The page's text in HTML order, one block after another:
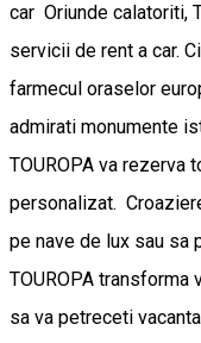
car Oriunde calatoriti,
servicii de rent a car.
farmecul oraselor
admirati monumente
TOUROPA va rezerva
personalizat.
pe nave de lux sau sa
TOUROPA transforma
sa va petreceti